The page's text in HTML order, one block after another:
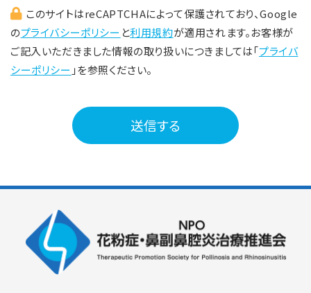
このサイトはreCAPTCHAによって保護されており、Google
のプライバシーポリシー と利用規約が適用されます。お客様が
ご記入いただきました情報の取り扱いにつきましては「プライバ
シーポリシー 」を参照ください。